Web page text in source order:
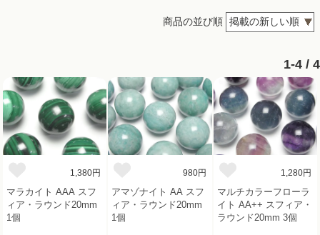
商品の並び順
1-4 / 4
1,380円
マラカイト AAA スフ
ィア・ラウンド20mm
1個
980円
アマゾナイト AA スフ
ィア・ラウンド20mm
1個
1,280円
マルチカラーフローラ
イト AA++ スフィア・
ラウンド20mm 3個